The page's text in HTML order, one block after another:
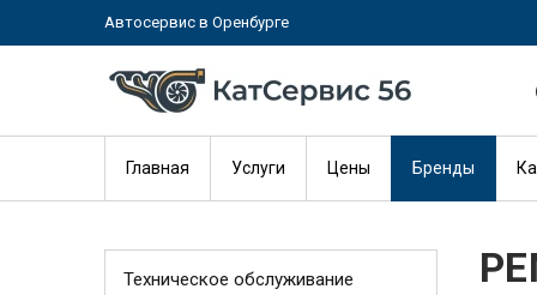
Автосервис в Оренбурге
Главная Услуги Цены Бренды
Техническое обслуживание